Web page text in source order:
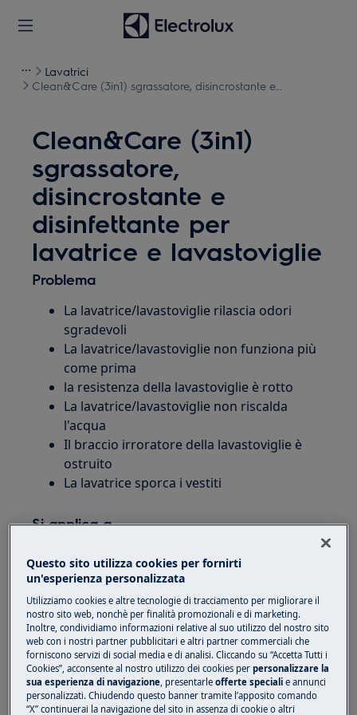
Lavatrici
Clean&Care (3in1) sgrassatore, disincrostante e
Clean&Care (3in1)
sgrassatore,
disincrostante e
disinfettante per
lavatrice e lavastoviglie
Problema
La lavatrice/lavastoviglie rilascia odori
sgradevoli
La lavatrice/lavastoviglie non funziona più
come prima
la resistenza della lavastoviglie è rotto
La lavatrice/lavastoviglie non riscalda
l'acqua
Il braccio irroratore della lavastoviglie è
ostruito
La lavatrice sporca i vestiti
Si applica a
Lavatrici
Lavasciuga
Lavastoviglie
Soluzione
Clean&Care 3in1 è un agente speciale per la
cura e la manutenzione di lavatrici e
lavastoviglie, garantendo una protezione
Questo sito utilizza cookies per fornirti
un'esperienza personalizzata
Utilizziamo cookies e altre tecnologie di tracciamento per migliorare il
nostro sito web, nonchè per finalità promozionali e di marketing.
Inoltre, condividiamo informazioni relative al suo utilizzo del nostro sito
web con i nostri partner pubblicitari e altri partner commerciali che
forniscono servizi di social media e di analisi. Cliccando su “Accetta Tutti i
Cookies”, acconsente al nostro utilizzo dei cookies perpersonalizzare la
sua esperienza di navigazione, presentarleofferte speciali e annunci
personalizzati. Chiudendo questo banner tramite l’apposito comando
“X” continuerai la navigazione del sito in assenza di cookie o altri